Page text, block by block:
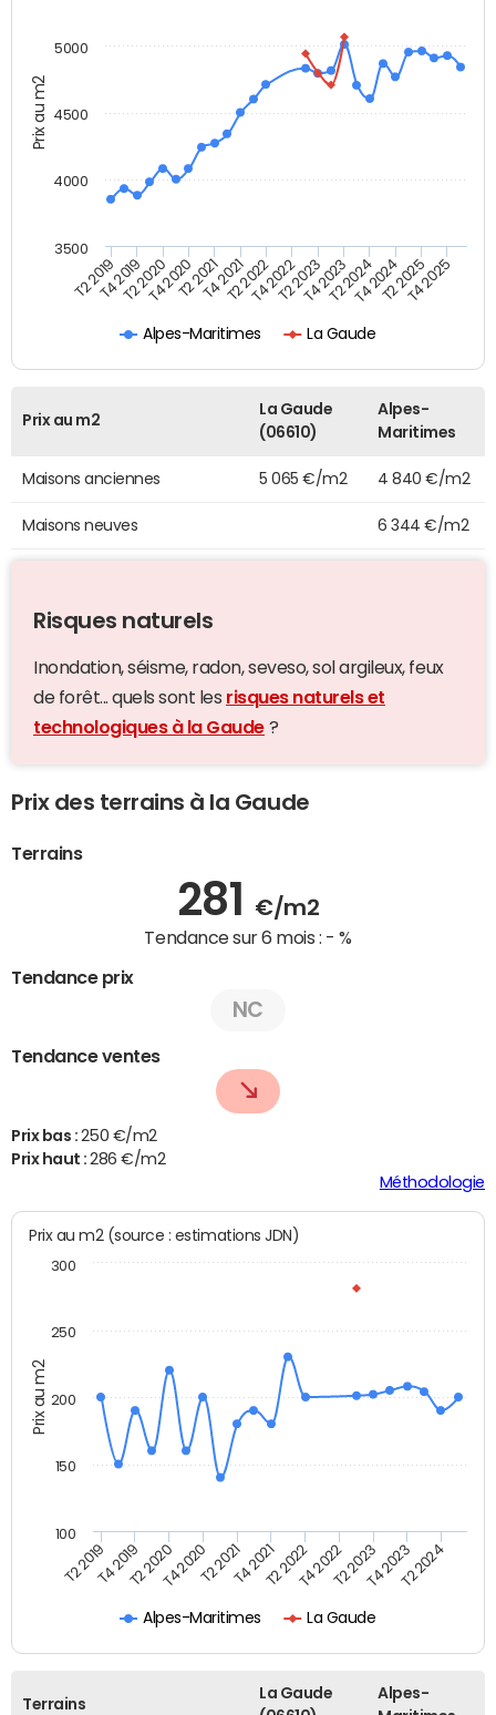
Prix au m2
Alpes-Maritimes La Gaude
T2 2019T4 2019T2 2020T4 2020T2 2021T4 2021T2 2022T4 2022T2 2023T4 2023T2 2024T4 2024T2 2025T4 2025
4000
4500
5000
3500
Prix au m2
La Gaude
(06610)
Alpes-
Maritimes
Maisons anciennes 5 065 €/m2 4 840 €/m2
Maisons neuves 6 344 €/m2
Risques naturels
Inondation, séisme, radon, seveso, sol argileux, feux
de forêt... quels sont les risques naturels et
technologiques à la Gaude ?
Prix des terrains à la Gaude
Terrains
281 €/m2
Tendance sur 6 mois : - %
Tendance prix
NC
Tendance ventes
Prix bas : 250 €/m2
Prix haut :286 €/m2
Méthodologie
Prix au m2
Prix au m2 (source : estimations JDN)
Alpes-Maritimes La Gaude
T2 2019T4 2019T2 2020T4 2020T2 2021T4 2021T2 2022T4 2022T2 2023T4 2023T2 2024
100
150
200
250
300
Terrains
La Gaude
Alpes-